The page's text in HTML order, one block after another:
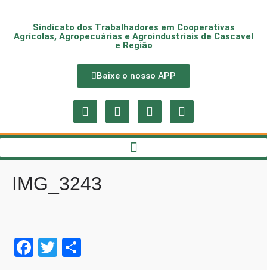
Sindicato dos Trabalhadores em Cooperativas
Agrícolas, Agropecuárias e Agroindustriais de Cascavel
e Região
Baixe o nosso APP
IMG_3243
Fa
T